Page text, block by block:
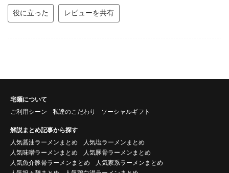
役に立った レビューを共有
宅麺について
ご利用シーン
私達のこだわり ソーシャルギフト
解説まとめ記事から探す
人気醤油ラーメンまとめ
人気塩ラーメンまとめ
人気味噌ラーメンまとめ
人気豚骨ラーメンまとめ
人気魚介豚骨ラーメンまとめ
人気家系ラーメンまとめ